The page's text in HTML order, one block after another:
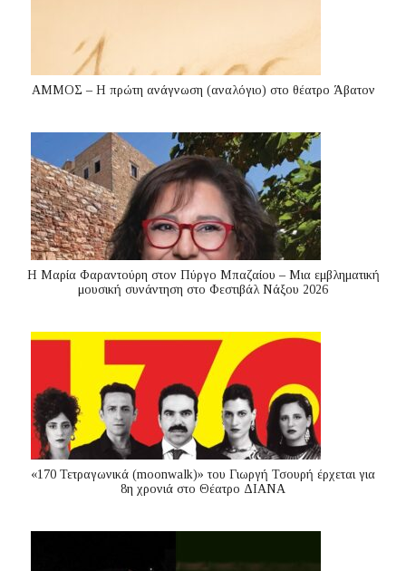
ΑΜΜΟΣ – Η πρώτη ανάγνωση (αναλόγιο) στο θέατρο Άβατον
Η Μαρία Φαραντούρη στον Πύργο Μπαζαίου – Μια εμβληματική
μουσική συνάντηση στο Φεστιβάλ Νάξου 2026
«170 Τετραγωνικά (moonwalk)» του Γιωργή Τσουρή έρχεται για
8η χρονιά στο Θέατρο ΔΙΑΝΑ